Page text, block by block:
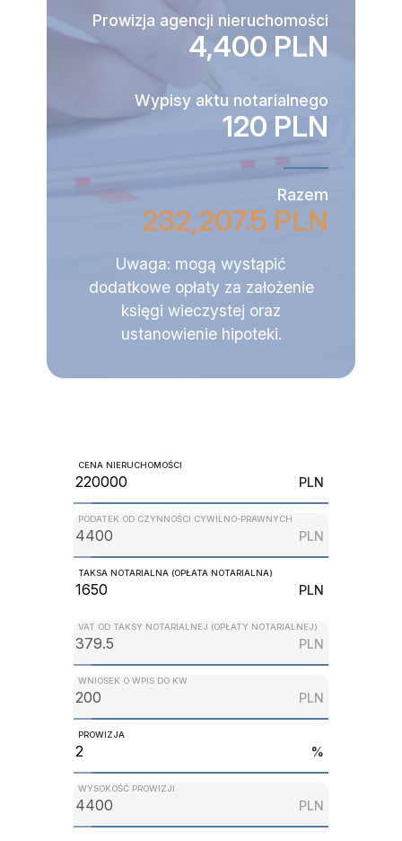
Prowizja agencji nieruchomości
4,400 PLN
Wypisy aktu notarialnego
120 PLN
Razem
232,207.5 PLN
Uwaga: mogą wystąpić
dodatkowe opłaty za założenie
księgi wieczystej oraz
ustanowienie hipoteki.
CENA NIERUCHOMOŚCI
PLN
PODATEK OD CZYNNOŚCI CYWILNO-PRAWNYCH
PLN
TAKSA NOTARIALNA (OPŁATA NOTARIALNA)
PLN
VAT OD TAKSY NOTARIALNEJ (OPŁATY NOTARIALNEJ)
PLN
WNIOSEK O WPIS DO KW
PLN
PROWIZJA
%
WYSOKOŚĆ PROWIZJI
PLN